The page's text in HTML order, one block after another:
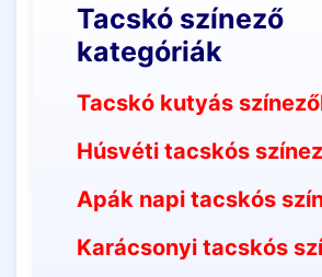
Tacskó színező
kategóriák
Tacskó kutyás
Húsvéti tacskós
Apák napi tacskós
Karácsonyi tacskós